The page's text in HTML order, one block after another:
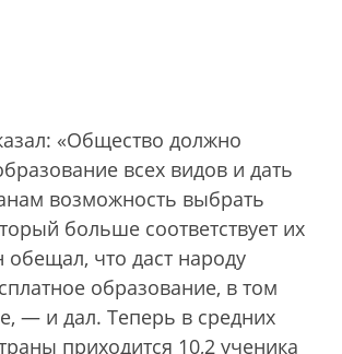
«Общество должно
всех видов и дать
возможность выбрать
больше соответствует их
что даст народу
образование, в том
— и дал. Теперь в средних
приходится 10,2 ученика